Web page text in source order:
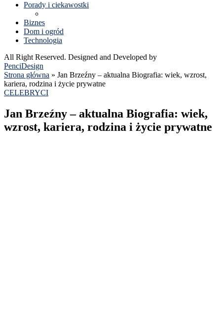
Porady i ciekawostki
Biznes
Dom i ogród
Technologia
All Right Reserved. Designed and Developed by
PenciDesign
Strona główna » Jan Brzeźny – aktualna Biografia: wiek, wzrost,
kariera, rodzina i życie prywatne
CELEBRYCI
Jan Brzeźny – aktualna Biografia: wiek,
wzrost, kariera, rodzina i życie prywatne